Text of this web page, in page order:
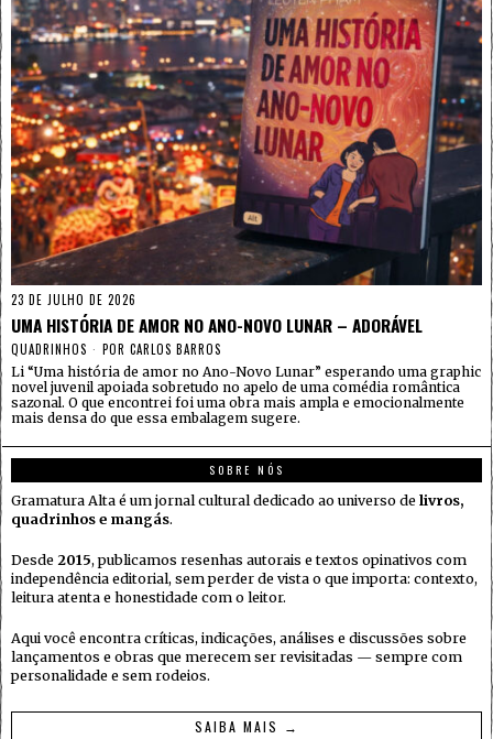
23 DE JULHO DE 2026
UMA HISTÓRIA DE AMOR NO ANO-NOVO LUNAR – ADORÁVEL
QUADRINHOS POR CARLOS BARROS
Li “Uma história de amor no Ano-Novo Lunar” esperando uma graphic
novel juvenil apoiada sobretudo no apelo de uma comédia romântica
sazonal. O que encontrei foi uma obra mais ampla e emocionalmente
mais densa do que essa embalagem sugere.
SOBRE NÓS
Gramatura Alta é um jornal cultural dedicado ao universo de livros,
quadrinhos e mangás.
Desde 2015, publicamos resenhas autorais e textos opinativos com
independência editorial, sem perder de vista o que importa: contexto,
leitura atenta e honestidade com o leitor.
Aqui você encontra críticas, indicações, análises e discussões sobre
lançamentos e obras que merecem ser revisitadas — sempre com
personalidade e sem rodeios.
SAIBA MAIS →